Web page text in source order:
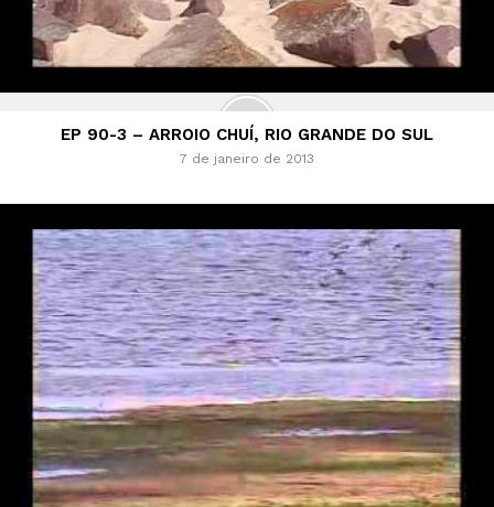
EP 90-3 – ARROIO CHUÍ, RIO GRANDE DO SUL
7 de janeiro de 2013